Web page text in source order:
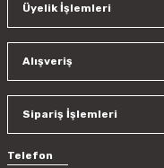
Üyelik İşlemleri
Alışveriş
Sipariş İşlemleri
Telefon